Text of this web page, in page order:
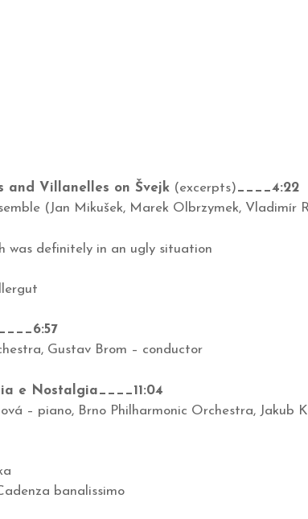
and Villanelles on Švejk (excerpts)____4:22
(Jan Mikušek, Marek Olbrzymek, Vladimír
was definitely in an ugly situation
Gustav Brom – conductor
e Nostalgia____11:04
– piano, Brno Philharmonic Orchestra, Jakub
banalissimo